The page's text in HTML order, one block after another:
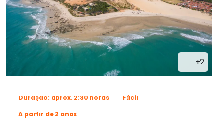
+2
Duração: aprox. 2:30 horas
Fácil
A partir de 2 anos